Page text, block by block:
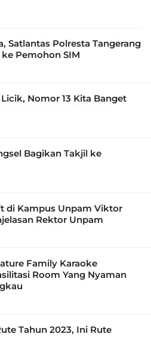
Satlantas Polresta Tangerang
Pemohon SIM
Nomor 13 Kita Banget
Bagikan Takjil ke
di Kampus Unpam Viktor
Rektor Unpam
Family Karaoke
Room Yang Nyaman
Tahun 2023, Ini Rute